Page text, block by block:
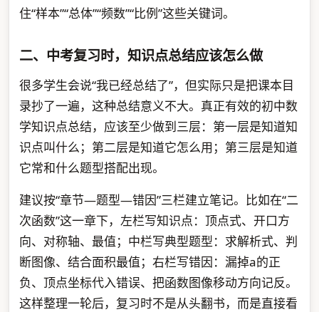
住“样本”“总体”“频数”“比例”这些关键词。
二、中考复习时，知识点总结应该怎么做
很多学生会说“我已经总结了”，但实际只是把课本目
录抄了一遍，这种总结意义不大。真正有效的初中数
学知识点总结，应该至少做到三层：第一层是知道知
识点叫什么；第二层是知道它怎么用；第三层是知道
它常和什么题型搭配出现。
建议按“章节—题型—错因”三栏建立笔记。比如在“二
次函数”这一章下，左栏写知识点：顶点式、开口方
向、对称轴、最值；中栏写典型题型：求解析式、判
断图像、结合面积最值；右栏写错因：漏掉a的正
负、顶点坐标代入错误、把函数图像移动方向记反。
这样整理一轮后，复习时不是从头翻书，而是直接看